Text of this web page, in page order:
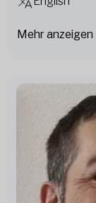
Mehr anzeigen